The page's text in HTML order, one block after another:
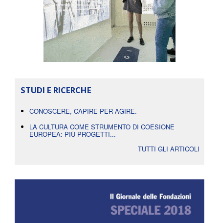
STUDI E RICERCHE
CONOSCERE, CAPIRE PER AGIRE.
LA CULTURA COME STRUMENTO DI COESIONE
EUROPEA: PIÙ PROGETTI...
TUTTI GLI ARTICOLI